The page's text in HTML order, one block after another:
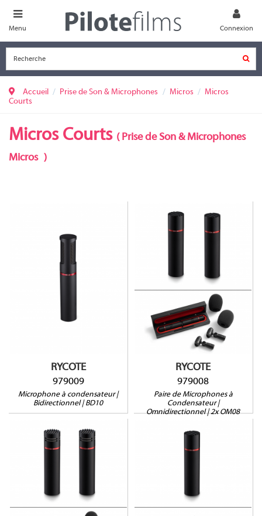
Menu Connexion
Accueil Prise de Son & Microphones Micros
Micros
Courts
Micros Courts ( Prise de Son & Microphones
Micros )
RYCOTE
979009
Microphone à condensateur |
Bidirectionnel | BD10
RYCOTE
979008
Paire de Microphones à
Condensateur |
Omnidirectionnel | 2x OM08
Paire Omnidirectionnel
Préampli
Récitant aux RF
Neutrik XLR plaqués or